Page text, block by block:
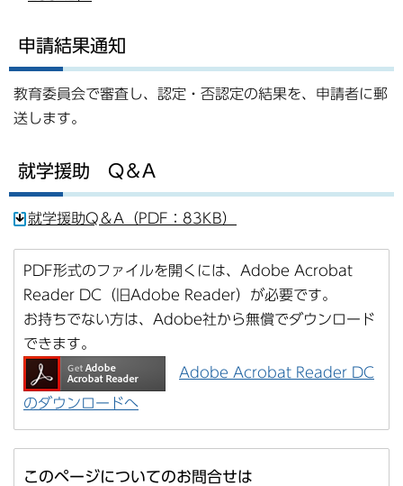
申請結果通知
教育委員会で審査し、認定・否認定の結果を、申請者に郵
送します。
就学援助 Q＆A
就学援助Q＆A（PDF：83KB）
PDF形式のファイルを開くには、Adobe Acrobat
Reader DC（旧Adobe Reader）が必要です。
お持ちでない方は、Adobe社から無償でダウンロード
できます。
Adobe Acrobat Reader DC
のダウンロードへ
このページについてのお問合せは